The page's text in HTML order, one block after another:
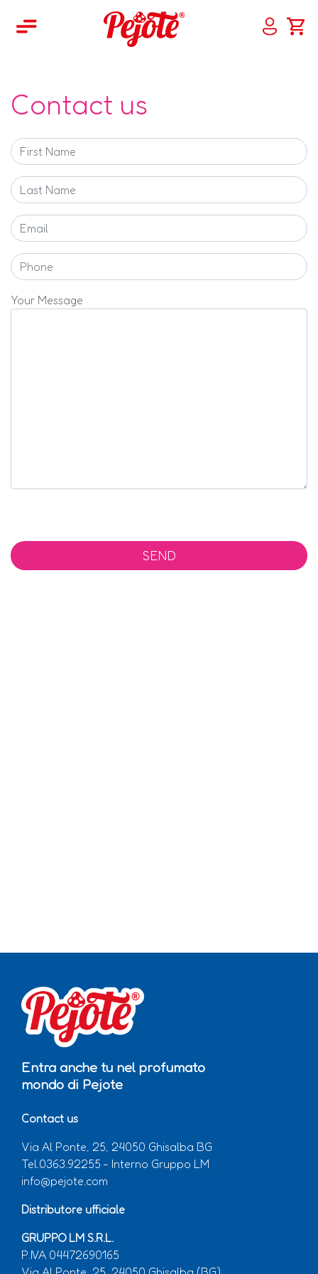
Main Navigation
Contact us
Your Message
Entra anche tu nel profumato
mondo di Pejote
Contact us
Via Al Ponte, 25, 24050 Ghisalba BG
Tel.0363.92255 - Interno Gruppo LM
info@pejote.com
Distributore ufficiale
GRUPPO LM S.R.L.
P.IVA 04472690165